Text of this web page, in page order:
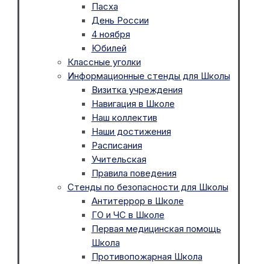
Пасха
День России
4 ноября
Юбилей
Классные уголки
Информационные стенды для Школы
Визитка учреждения
Навигация в Школе
Наш коллектив
Наши достижения
Расписания
Учительская
Правила поведения
Стенды по безопасности для Школы
Антитеррор в Школе
ГО и ЧС в Школе
Первая медицинская помощь
Школа
Противопожарная Школа